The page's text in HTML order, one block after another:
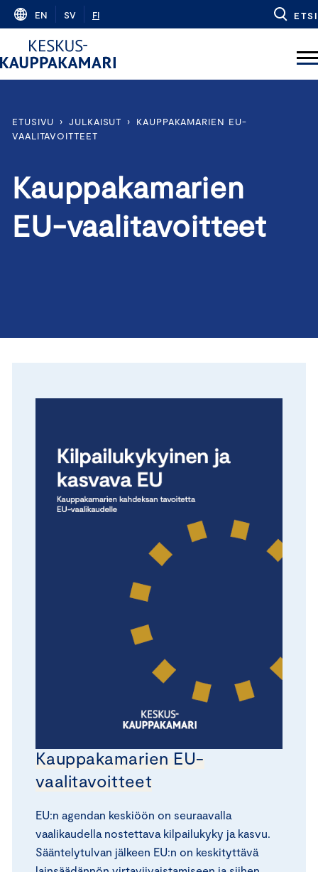
Skip
content
EN SV FI ETSI
ETUSIVU › JULKAISUT ›
KAUPPAKAMARIEN EU-
VAALITAVOITTEET
Kauppakamarien
EU-vaalitavoitteet
Kauppakamarien EU-
vaalitavoitteet
EU:n agendan keskiöön on seuraavalla
vaalikaudella nostettava kilpailukyky ja kasvu.
Sääntelytulvan jälkeen EU:n on keskityttävä